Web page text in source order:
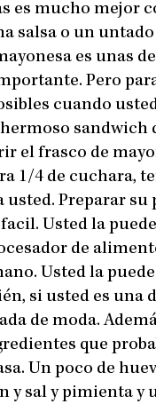
es mucho mejor
salsa o un
es unas
Pero
cuando
sandwich
el frasco de
1/4 de cuchara,
usted. Preparar su
Usted la
de
Usted la
si usted es una
de moda.
que
Un poco de
y sal y pimienta y